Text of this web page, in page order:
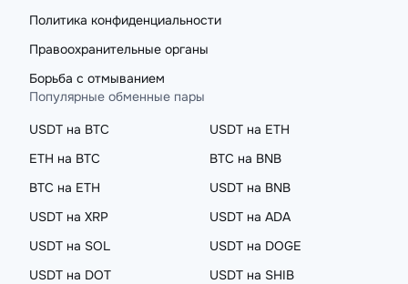
Политика конфиденциальности
Правоохранительные органы
Борьба с отмыванием
Популярные обменные пары
USDT на BTC
USDT на ETH
ETH на BTC
BTC на BNB
BTC на ETH
USDT на BNB
USDT на XRP
USDT на ADA
USDT на SOL
USDT на DOGE
USDT на DOT
USDT на SHIB